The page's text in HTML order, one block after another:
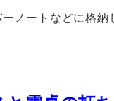
ノートなどに格納